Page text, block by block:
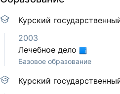
Курский
2003
Лечебное дело
Базовое образование
Курский